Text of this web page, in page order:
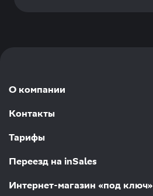
О компании
Контакты
Тарифы
Переезд на inSales
Интернет-магазин «под ключ»